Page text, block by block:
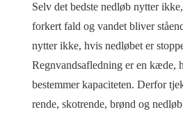
Selv det bedste nedløb nytter
forkert fald og vandet bliver
nytter ikke, hvis nedløbet er
Regnvandsafledning er en kæde,
bestemmer kapaciteten. Derfor
rende, skotrende, brønd og